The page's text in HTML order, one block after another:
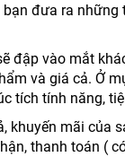
đưa ra những
đập vào mắt
và giá cả. Ở
tích tính năng,
khuyến mãi của
thanh toán (